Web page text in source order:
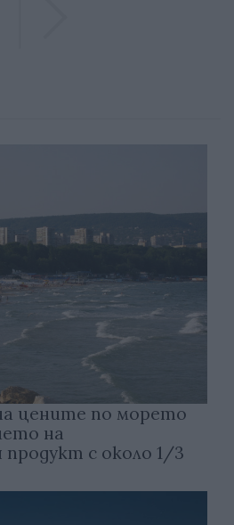
цените по морето
на
с около 1/3